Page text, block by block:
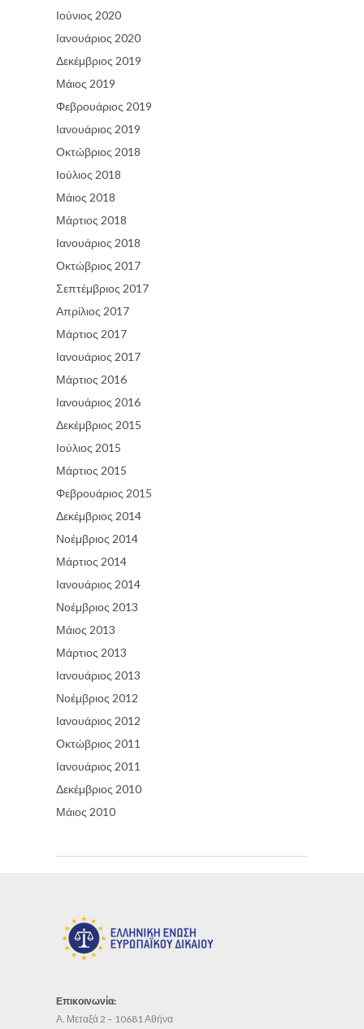
Ιούνιος 2020
Ιανουάριος 2020
Δεκέμβριος 2019
Μάιος 2019
Φεβρουάριος 2019
Ιανουάριος 2019
Οκτώβριος 2018
Ιούλιος 2018
Μάιος 2018
Μάρτιος 2018
Ιανουάριος 2018
Οκτώβριος 2017
Σεπτέμβριος 2017
Απρίλιος 2017
Μάρτιος 2017
Ιανουάριος 2017
Μάρτιος 2016
Ιανουάριος 2016
Δεκέμβριος 2015
Ιούλιος 2015
Μάρτιος 2015
Φεβρουάριος 2015
Δεκέμβριος 2014
Νοέμβριος 2014
Μάρτιος 2014
Ιανουάριος 2014
Νοέμβριος 2013
Μάιος 2013
Μάρτιος 2013
Ιανουάριος 2013
Νοέμβριος 2012
Ιανουάριος 2012
Οκτώβριος 2011
Ιανουάριος 2011
Δεκέμβριος 2010
Μάιος 2010
Επικοινωνία:
Α. Μεταξά 2 – 10681 Αθήνα